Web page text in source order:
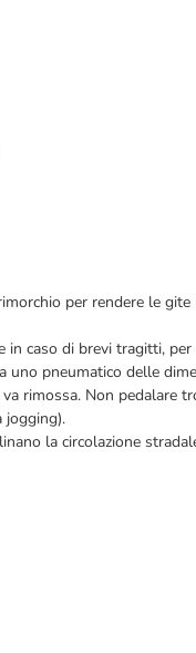
per rendere le gite
caso di brevi tragitti,
uno pneumatico delle
rimossa. Non pedalare
jogging).
la circolazione